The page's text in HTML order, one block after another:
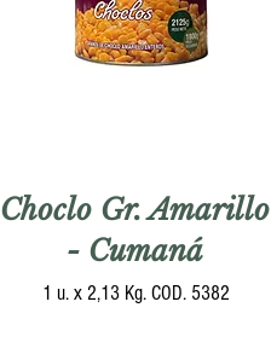
Choclo Gr. Amarillo
- Cumaná
1 u. x 2,13 Kg. COD. 5382